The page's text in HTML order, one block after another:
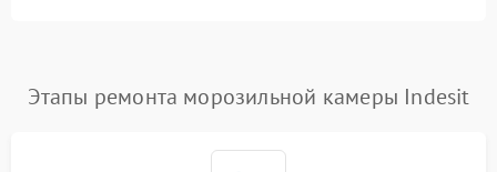
Этапы ремонта морозильной камеры Indesit